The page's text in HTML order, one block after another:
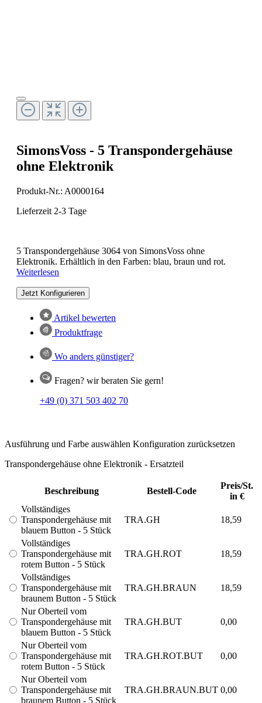
SimonsVoss - 5 Transpondergehäuse
ohne Elektronik
Produkt-Nr.: A0000164
Lieferzeit 2-3 Tage
5 Transpondergehäuse 3064 von SimonsVoss ohne
Elektronik. Erhältlich in den Farben: blau, braun und rot.
Weiterlesen
Jetzt Konfigurieren
Artikel bewerten
Produktfrage
Wo anders günstiger?
Fragen? wir beraten Sie gern!
+49 (0) 371 503 402 70
Ausführung und Farbe auswählen Konfiguration zurücksetzen
Transpondergehäuse ohne Elektronik - Ersatzteil
Beschreibung Bestell-Code
Preis/St.
in €
Vollständiges
Transpondergehäuse mit
blauem Button - 5 Stück
TRA.GH 18,59
Vollständiges
Transpondergehäuse mit
rotem Button - 5 Stück
TRA.GH.ROT 18,59
Vollständiges
Transpondergehäuse mit
braunem Button - 5 Stück
TRA.GH.BRAUN 18,59
Nur Oberteil vom
Transpondergehäuse mit
blauem Button - 5 Stück
TRA.GH.BUT 0,00
Nur Oberteil vom
Transpondergehäuse mit
rotem Button - 5 Stück
TRA.GH.ROT.BUT 0,00
Nur Oberteil vom
Transpondergehäuse mit
braunem Button - 5 Stück
TRA.GH.BRAUN.BUT 0,00